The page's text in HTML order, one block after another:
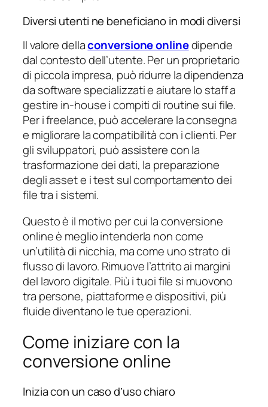
Diversi utenti ne beneficiano in modi diversi
Il valore dellaconversione onlinedipende
dal contesto dell’utente. Per un proprietario
di piccola impresa, può ridurre la dipendenza
da software specializzati e aiutare lo staff a
gestire in-house i compiti di routine sui file.
Per i freelance, può accelerare la consegna
e migliorare la compatibilità con i clienti. Per
gli sviluppatori, può assistere con la
trasformazione dei dati, la preparazione
degli asset e i test sul comportamento dei
file tra i sistemi.
Questo è il motivo per cui la conversione
online è meglio intenderla non come
un’utilità di nicchia, ma come uno strato di
flusso di lavoro. Rimuove l’attrito ai margini
del lavoro digitale. Più i tuoi file si muovono
tra persone, piattaforme e dispositivi, più
fluide diventano le tue operazioni.
Come iniziare con la
conversione online
Inizia con un caso d’uso chiaro